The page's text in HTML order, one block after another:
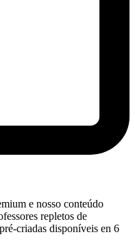
e nosso conteúdo
repletos de
criadas disponíveis en 6